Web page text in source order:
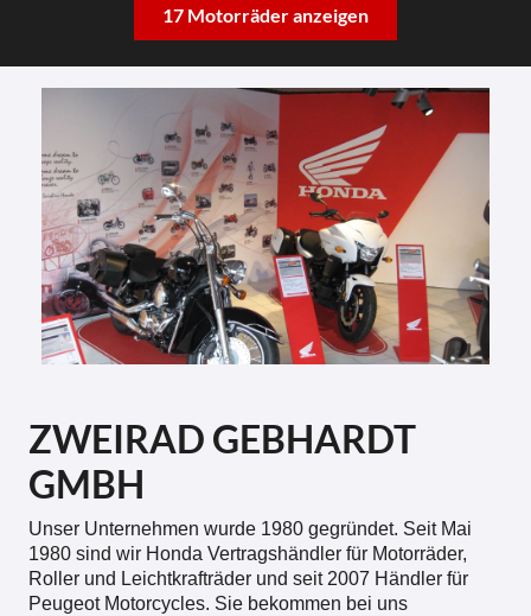
17 Motorräder anzeigen
ZWEIRAD GEBHARDT
GMBH
Unser Unternehmen wurde 1980 gegründet. Seit Mai
1980 sind wir Honda Vertragshändler für Motorräder,
Roller und Leichtkrafträder und seit 2007 Händler für
Peugeot Motorcycles. Sie bekommen bei uns